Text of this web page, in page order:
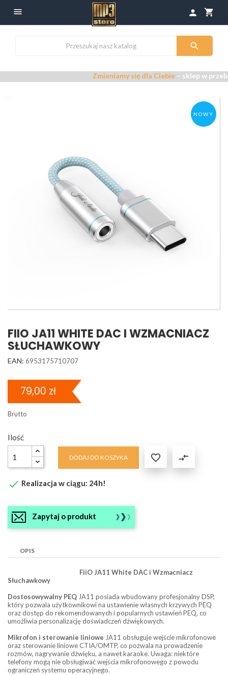
 shopping_cart
person

Zmieniamy się dla Ciebie– sklep w
NOWY
FIIO JA11 WHITE DAC I WZMACNIACZ
SŁUCHAWKOWY
EAN: 6953175710707
79,00 zł
Brutto
Ilość
DODAJ DO KOSZYKA  compare_arrows
 Realizacja w ciągu: 24h!
Zapytaj o produkt
OPIS
FiiO JA11 White DAC i Wzmacniacz
Słuchawkowy
Dostosowywalny PEQ JA11 posiada wbudowany profesjonalny DSP,
który pozwala użytkownikowi na ustawienie własnych krzywych PEQ
oraz dostęp do rekomendowanych i popularnych ustawień PEQ, co
umożliwia personalizację doświadczeń dźwiękowych.
Mikrofon i sterowanie liniowe JA11 obsługuje wejście mikrofonowe
oraz sterowanie liniowe CTIA/OMTP, co pozwala na prowadzenie
rozmów, nagrywanie dźwięku, a nawet karaoke. Uwaga: niektóre
telefony mogą nie obsługiwać wejścia mikrofonowego z powodu
ograniczeń systemu operacyjnego.